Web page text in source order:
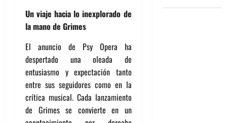
Un viaje hacia lo inexplorado de
la mano de Grimes
El anuncio de Psy Opera ha
despertado una oleada de
entusiasmo y expectación tanto
entre sus seguidores como en la
crítica musical. Cada lanzamiento
de Grimes se convierte en un